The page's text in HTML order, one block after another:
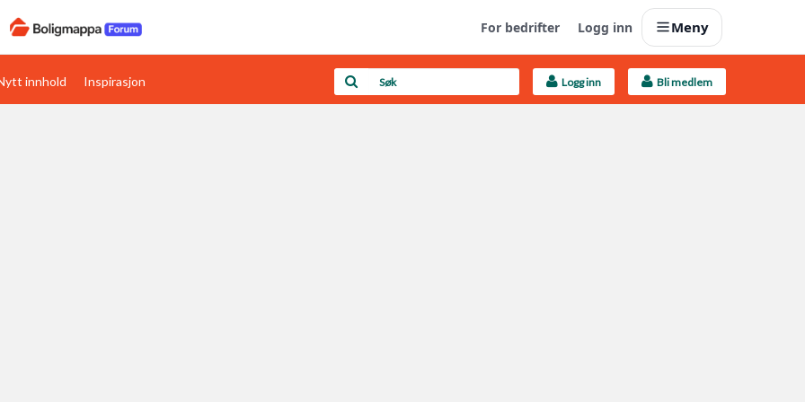
For bedrifter Logg inn Meny
Boligens papirer Last opp selv
innhold Inspirasjon Logg inn Bli medlem